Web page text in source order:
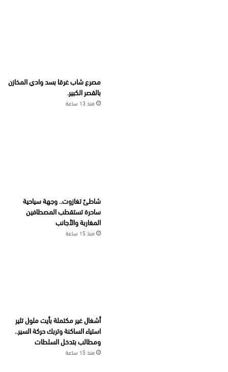
مصرع شاب غرقا بسد وادي المخازن
بالقصر الكبير.
منذ 13 ساعة
شاطئ تغازوت.. وجهة سياحية
ساحرة تستقطب المصطافين
المغاربة والأجانب
منذ 15 ساعة
أشغال غير مكتملة بأيت ملول تثير
استياء الساكنة وتربك حركة السير..
ومطالب بتدخل السلطات
منذ 15 ساعة